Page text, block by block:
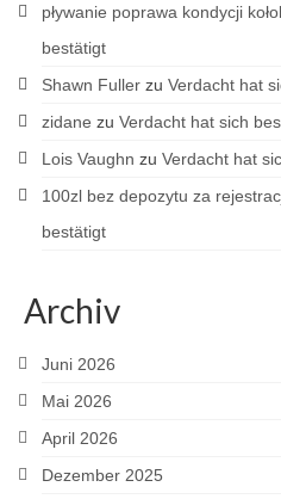
pływanie poprawa kondycji
bestätigt
Shawn Fuller zu Verdacht hat
zidane zu Verdacht hat sich
Lois Vaughn zu Verdacht hat
100zl bez depozytu za
bestätigt
Archiv
Juni 2026
Mai 2026
April 2026
Dezember 2025